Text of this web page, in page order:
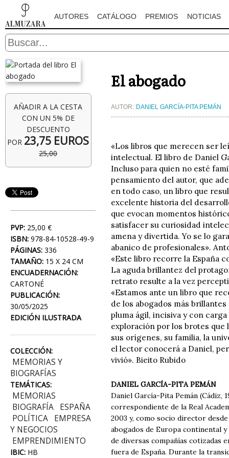
AUTORES CATÁLOGO PREMIOS NOTICIAS
AÑADIR A LA CESTA
CON UN 5% DE
DESCUENTO
POR 23,75 EUROS
25,00
PVP: 25,00 €
ISBN: 978-84-10528-49-9
PÁGINAS: 336
TAMAÑO: 15 X 24 CM
ENCUADERNACIÓN:
CARTONÉ
PUBLICACIÓN:
30/05/2025
EDICIÓN ILUSTRADA
COLECCIÓN:
MEMORIAS Y
BIOGRAFÍAS
TEMÁTICAS:
MEMORIAS
BIOGRAFÍA
ESPAÑA
POLÍTICA
EMPRESA
Y NEGOCIOS
EMPRENDIMIENTO
IBIC: HB
El abogado
AUTOR: DANIEL GARCÍA-PITA PEMÁN
«Los libros que merecen ser
intelectual. El libro de Daniel
Incluso para quien no esté
pensamiento del autor, que
en todo caso, un libro que
excelente historia del
que evocan momentos
satisfacer su curiosidad
amena y divertida. Yo se lo
abanico de profesionales».
«Este libro recorre la España
La aguda brillantez del
retrato resulte a la vez
«Estamos ante un libro que
de los abogados más
pluma ágil, incisiva y con
exploración por los brotes que
sus orígenes, su familia, la
el lector conocerá a Daniel,
vivió». Bieito Rubido
DANIEL GARCÍA-PITA PEMÁN
Daniel García-Pita Pemán (Cádiz,
correspondiente de la Real
2003 y, como socio director
abogados de Europa continental
de diversas compañías cotizadas
fuera de España. Durante la